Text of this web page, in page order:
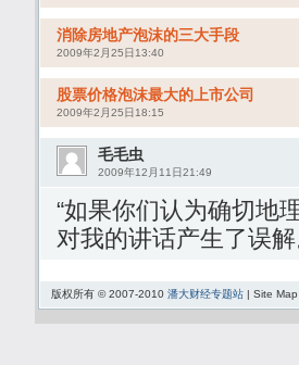
消除房地产泡沫的三大手段
2009年2月25日13:40
股票价格泡沫最大的上市公司
2009年2月25日18:15
毛毛虫
2009年12月11日21:49
“如果你们认为确切地
对我的讲话产生了误
版权所有 © 2007-2010 潘大财经专题站 | Site